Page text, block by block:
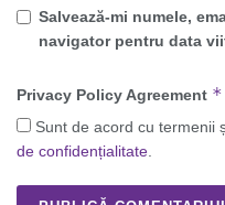
Salvează-mi numele,
navigator pentru data
Privacy Policy Agreement *
Sunt de acord cu termenii
de confidențialitate.